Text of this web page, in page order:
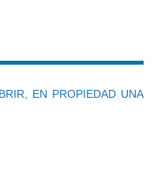
EN PROPIEDAD UNA